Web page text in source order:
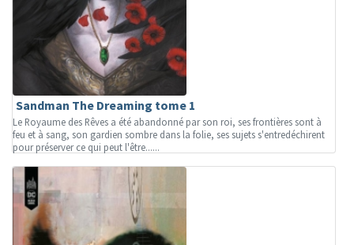
Sandman The Dreaming tome 1
Le Royaume des Rêves a été abandonné par son roi, ses frontières sont à
feu et à sang, son gardien sombre dans la folie, ses sujets s'entredéchirent
pour préserver ce qui peut l'être......